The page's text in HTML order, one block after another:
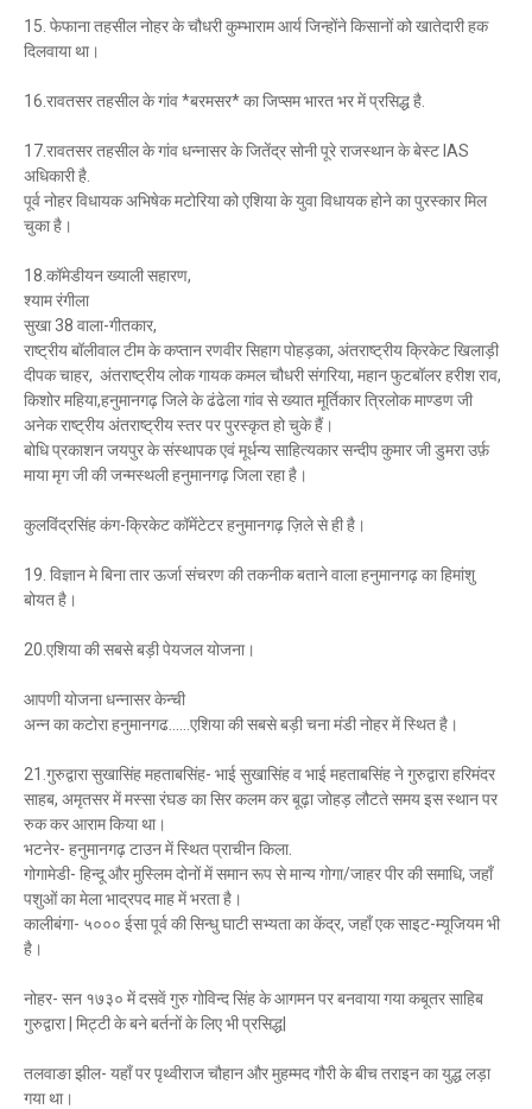
15. फेफाना तहसील नोहर के चौधरी कुम्भाराम आर्य जिन्होंने किसानों को खातेदारी हक
दिलवाया था।
16.रावतसर तहसील के गांव *बरमसर* का जिप्सम भारत भर में प्रसिद्ध है.
17.रावतसर तहसील के गांव धन्नासर के जितेंद्र सोनी पूरे राजस्थान के बेस्ट IAS
अधिकारी है.
पूर्व नोहर विधायक अभिषेक मटोरिया को एशिया के युवा विधायक होने का पुरस्कार मिल
चुका है।
18.कॉमेडीयन ख्याली सहारण,
श्याम रंगीला
सुखा 38 वाला-गीतकार,
राष्ट्रीय बॉलीवाल टीम के कप्तान रणवीर सिहाग पोहड़का, अंतराष्ट्रीय क्रिकेट खिलाड़ी
दीपक चाहर, अंतराष्ट्रीय लोक गायक कमल चौधरी संगरिया, महान फुटबॉलर हरीश राव,
किशोर महिया,हनुमानगढ़ जिले के ढंढेला गांव से ख्यात मूर्तिकार त्रिलोक माण्डण जी
अनेक राष्ट्रीय अंतराष्ट्रीय स्तर पर पुरस्कृत हो चुके हैं।
बोधि प्रकाशन जयपुर के संस्थापक एवं मूर्धन्य साहित्यकार सन्दीप कुमार जी डुमरा उर्फ़
माया मृग जी की जन्मस्थली हनुमानगढ़ जिला रहा है।
कुलविंद्रसिंह कंग-क्रिकेट कॉमेंटेटर हनुमानगढ़ ज़िले से ही है।
19. विज्ञान मे बिना तार ऊर्जा संचरण की तकनीक बताने वाला हनुमानगढ़ का हिमांशु
बोयत है।
20.एशिया की सबसे बड़ी पेयजल योजना।
आपणी योजना धन्नासर केन्ची
अन्न का कटोरा हनुमानगढ......एशिया की सबसे बड़ी चना मंडी नोहर में स्थित है।
21.गुरुद्वारा सुखासिंह महताबसिंह- भाई सुखासिंह व भाई महताबसिंह ने गुरुद्वारा हरिमंदर
साहब, अमृतसर में मस्सा रंघङ का सिर कलम कर बूढ़ा जोहड़ लौटते समय इस स्थान पर
रुक कर आराम किया था।
भटनेर- हनुमानगढ़ टाउन में स्थित प्राचीन किला.
गोगामेडी- हिन्दू और मुस्लिम दोनों में समान रूप से मान्य गोगा/जाहर पीर की समाधि, जहाँ
पशुओं का मेला भाद्रपद माह में भरता है।
कालीबंगा- ५००० ईसा पूर्व की सिन्धु घाटी सभ्यता का केंद्र, जहाँ एक साइट-म्यूजियम भी
है।
नोहर- सन १७३० में दसवें गुरु गोविन्द सिंह के आगमन पर बनवाया गया कबूतर साहिब
गुरुद्वारा | मिट्टी के बने बर्तनों के लिए भी प्रसिद्ध|
तलवाङा झील- यहाँ पर पृथ्वीराज चौहान और मुहम्मद गौरी के बीच तराइन का युद्ध लड़ा
गया था।